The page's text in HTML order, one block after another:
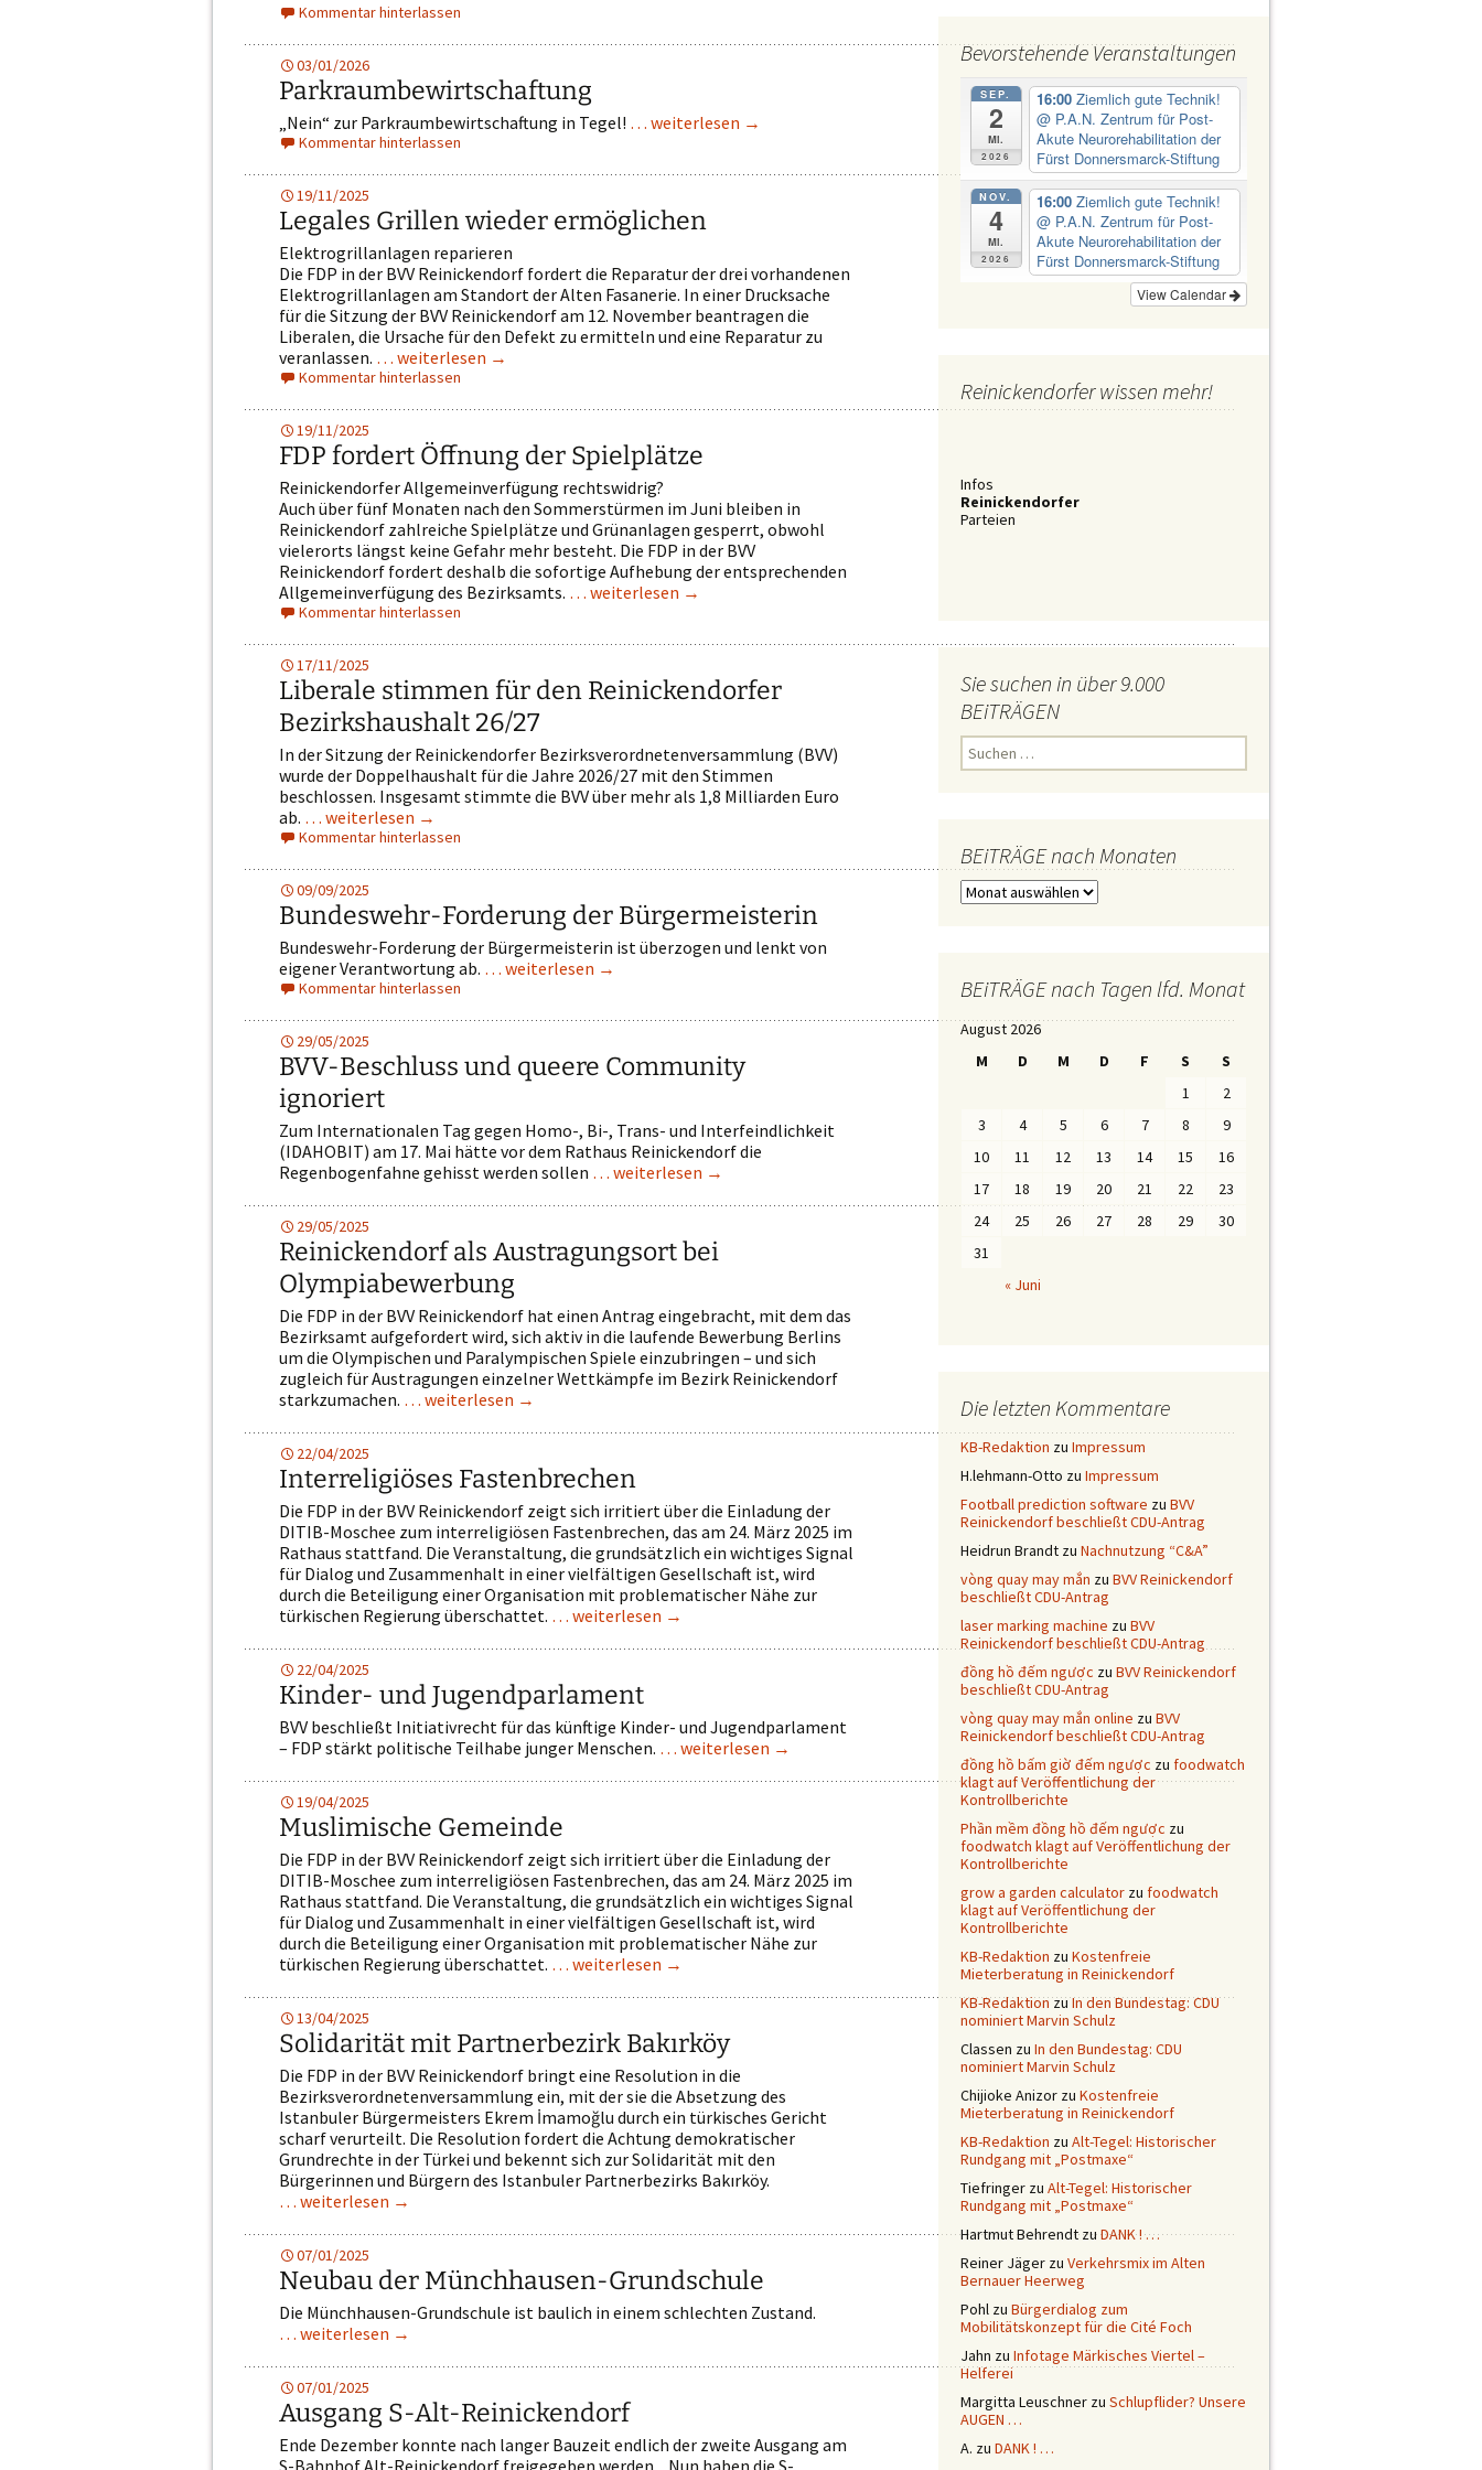
Abt Ordnung
Demirbüken-Wegner
Abt Wirtschaft
Kommentar hinterlassen
03/01/2026
Parkraumbewirtschaftung
„Nein“ zur Parkraumbewirtschaftung in Tegel! … weiterlesen →
Kommentar hinterlassen
19/11/2025
Legales Grillen wieder ermöglichen
Elektrogrillanlagen reparieren
Die FDP in der BVV Reinickendorf fordert die Reparatur der drei vorhandenen
Elektrogrillanlagen am Standort der Alten Fasanerie. In einer Drucksache
für die Sitzung der BVV Reinickendorf am 12. November beantragen die
Liberalen, die Ursache für den Defekt zu ermitteln und eine Reparatur zu
veranlassen. … weiterlesen →
Kommentar hinterlassen
19/11/2025
FDP fordert Öffnung der Spielplätze
Reinickendorfer Allgemeinverfügung rechtswidrig?
Auch über fünf Monaten nach den Sommerstürmen im Juni bleiben in
Reinickendorf zahlreiche Spielplätze und Grünanlagen gesperrt, obwohl
vielerorts längst keine Gefahr mehr besteht. Die FDP in der BVV
Reinickendorf fordert deshalb die sofortige Aufhebung der entsprechenden
Allgemeinverfügung des Bezirksamts. … weiterlesen →
Kommentar hinterlassen
17/11/2025
Liberale stimmen für den Reinickendorfer
Bezirkshaushalt 26/27
In der Sitzung der Reinickendorfer Bezirksverordnetenversammlung (BVV)
wurde der Doppelhaushalt für die Jahre 2026/27 mit den Stimmen
beschlossen. Insgesamt stimmte die BVV über mehr als 1,8 Milliarden Euro
ab. … weiterlesen →
Kommentar hinterlassen
09/09/2025
Bundeswehr-Forderung der Bürgermeisterin
Bundeswehr-Forderung der Bürgermeisterin ist überzogen und lenkt von
eigener Verantwortung ab. … weiterlesen →
Kommentar hinterlassen
29/05/2025
BVV-Beschluss und queere Community
ignoriert
Zum Internationalen Tag gegen Homo-, Bi-, Trans- und Interfeindlichkeit
(IDAHOBIT) am 17. Mai hätte vor dem Rathaus Reinickendorf die
Regenbogenfahne gehisst werden sollen … weiterlesen →
29/05/2025
Reinickendorf als Austragungsort bei
Olympiabewerbung
Die FDP in der BVV Reinickendorf hat einen Antrag eingebracht, mit dem das
Bezirksamt aufgefordert wird, sich aktiv in die laufende Bewerbung Berlins
um die Olympischen und Paralympischen Spiele einzubringen – und sich
zugleich für Austragungen einzelner Wettkämpfe im Bezirk Reinickendorf
starkzumachen. … weiterlesen →
22/04/2025
Interreligiöses Fastenbrechen
Die FDP in der BVV Reinickendorf zeigt sich irritiert über die Einladung der
DITIB-Moschee zum interreligiösen Fastenbrechen, das am 24. März 2025 im
Rathaus stattfand. Die Veranstaltung, die grundsätzlich ein wichtiges Signal
für Dialog und Zusammenhalt in einer vielfältigen Gesellschaft ist, wird
durch die Beteiligung einer Organisation mit problematischer Nähe zur
türkischen Regierung überschattet. … weiterlesen →
22/04/2025
Kinder- und Jugendparlament
BVV beschließt Initiativrecht für das künftige Kinder- und Jugendparlament
– FDP stärkt politische Teilhabe junger Menschen. … weiterlesen →
19/04/2025
Muslimische Gemeinde
Die FDP in der BVV Reinickendorf zeigt sich irritiert über die Einladung der
DITIB-Moschee zum interreligiösen Fastenbrechen, das am 24. März 2025 im
Rathaus stattfand. Die Veranstaltung, die grundsätzlich ein wichtiges Signal
für Dialog und Zusammenhalt in einer vielfältigen Gesellschaft ist, wird
durch die Beteiligung einer Organisation mit problematischer Nähe zur
türkischen Regierung überschattet. … weiterlesen →
13/04/2025
Solidarität mit Partnerbezirk Bakırköy
Die FDP in der BVV Reinickendorf bringt eine Resolution in die
Bezirksverordnetenversammlung ein, mit der sie die Absetzung des
Istanbuler Bürgermeisters Ekrem İmamoğlu durch ein türkisches Gericht
scharf verurteilt. Die Resolution fordert die Achtung demokratischer
Grundrechte in der Türkei und bekennt sich zur Solidarität mit den
Bürgerinnen und Bürgern des Istanbuler Partnerbezirks Bakırköy.
… weiterlesen →
07/01/2025
Neubau der Münchhausen-Grundschule
Die Münchhausen-Grundschule ist baulich in einem schlechten Zustand.
… weiterlesen →
07/01/2025
Ausgang S-Alt-Reinickendorf
Ende Dezember konnte nach langer Bauzeit endlich der zweite Ausgang am
S-Bahnhof Alt-Reinickendorf freigegeben werden. „Nun haben die S-
Bevorstehende Veranstaltungen
SEP.
2
Mi.
2026
16:00 Ziemlich gute Technik!
@ P.A.N. Zentrum für Post-
Akute Neurorehabilitation der
Fürst Donnersmarck-Stiftung
NOV.
4
Mi.
2026
16:00 Ziemlich gute Technik!
@ P.A.N. Zentrum für Post-
Akute Neurorehabilitation der
Fürst Donnersmarck-Stiftung
View Calendar
Reinickendorfer wissen mehr!
Infos
Reinickendorfer
Parteien
Sie suchen in über 9.000
BEiTRÄGEN
n
a
c
h
BEiTRÄGE nach Monaten
B
E
G
n
n
BEiTRÄGE nach Tagen lfd. Monat
August 2026
M
D M D F S S
« Juni
1
2
3
4 5 6 7 8
9
10
11 12 13 14 15
16
17
18 19 20 21 22
23
24
25 26 27 28 29
30
31
Die letzten Kommentare
KB-Redaktion zu Impressum
H.lehmann-Otto zu Impressum
Football prediction software zu BVV
Reinickendorf beschließt CDU-Antrag
Heidrun Brandt zu Nachnutzung “C&A”
vòng quay may mắn zu BVV Reinickendorf
beschließt CDU-Antrag
laser marking machine zu BVV
Reinickendorf beschließt CDU-Antrag
đồng hồ đếm ngược zu BVV Reinickendorf
beschließt CDU-Antrag
vòng quay may mắn online zu BVV
Reinickendorf beschließt CDU-Antrag
đồng hồ bấm giờ đếm ngược zu foodwatch
klagt auf Veröffentlichung der
Kontrollberichte
Phần mềm đồng hồ đếm ngược zu
foodwatch klagt auf Veröffentlichung der
Kontrollberichte
grow a garden calculator zu foodwatch
klagt auf Veröffentlichung der
Kontrollberichte
KB-Redaktion zu Kostenfreie
Mieterberatung in Reinickendorf
KB-RedaktionzuIn den Bundestag: CDU
nominiert Marvin Schulz
Classen zu In den Bundestag: CDU
nominiert Marvin Schulz
Chijioke Anizor zu Kostenfreie
Mieterberatung in Reinickendorf
KB-Redaktion zu Alt-Tegel: Historischer
Rundgang mit „Postmaxe“
Tiefringer zu Alt-Tegel: Historischer
Rundgang mit „Postmaxe“
Hartmut BehrendtzuDANK ! …
Reiner Jäger zu Verkehrsmix im Alten
Bernauer Heerweg
Pohl zu Bürgerdialog zum
Mobilitätskonzept für die Cité Foch
Jahn zu Infotage Märkisches Viertel –
Helferei
Margitta Leuschner zu Schlupflider? Unsere
AUGEN …
A. zu DANK ! …